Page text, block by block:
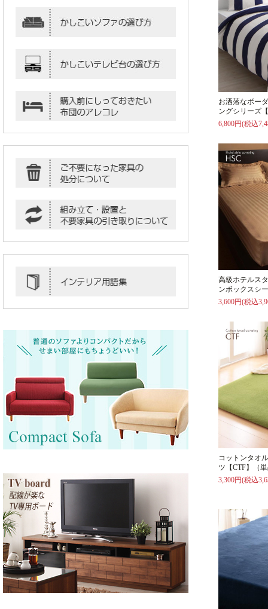
お洒落なボー
ングシリーズ
6,800円(税込
高級ホテルス
ンボックスシ
3,600円(税込
コットンタオ
ツ【CTF】（
3,300円(税込